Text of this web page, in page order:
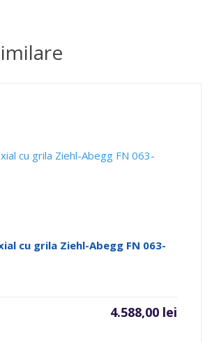
cu grila Ziehl-Abegg FN 063-
4.588,00 lei